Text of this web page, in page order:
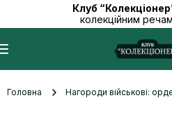
Клуб
колекційним
Головна Нагороди військові: